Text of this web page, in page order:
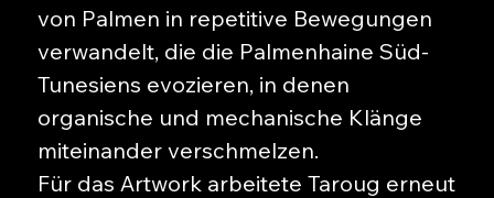
von Palmen in repetitive Bewegungen
verwandelt, die die Palmenhaine Süd-
Tunesiens evozieren, in denen
organische und mechanische Klänge
miteinander verschmelzen.
Für das Artwork arbeitete Taroug erneut